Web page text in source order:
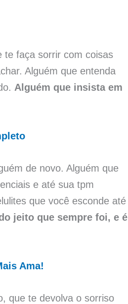
te faça sorrir com coisas
Alguém que entenda
Alguém que insista em
de novo. Alguém que
e até sua tpm
que você esconde até
jeito que sempre foi, e é
Ama!
que te devolva o sorriso